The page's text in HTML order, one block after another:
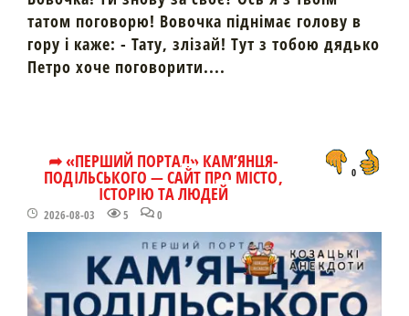
татом поговорю! Вовочка піднімає голову в
гору і каже: - Тату, злізай! Тут з тобою дядько
Петро хоче поговорити....
➦ «ПЕРШИЙ ПОРТАЛ» КАМ’ЯНЦЯ-
ПОДІЛЬСЬКОГО — САЙТ ПРО МІСТО,
ІСТОРІЮ ТА ЛЮДЕЙ
2026-08-03 5 0
0